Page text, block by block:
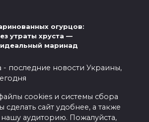
огурцов:
утраты хруста —
маринад
- последние новости Украины,
cookies и системы сбора
сделать сайт удобнее, а также
аудиторию. Пожалуйста,